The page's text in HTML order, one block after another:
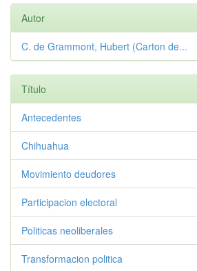
Autor
C. de Grammont, Hubert (Carton de...
Título
Antecedentes
Chihuahua
Movimiento deudores
Participacion electoral
Politicas neoliberales
Transformacion politica